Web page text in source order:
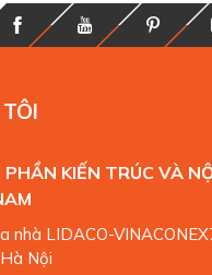
PHẦN KIẾN TRÚC VÀ
nhà LIDACO-
Nội